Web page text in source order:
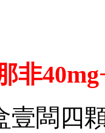
非
壹闆四